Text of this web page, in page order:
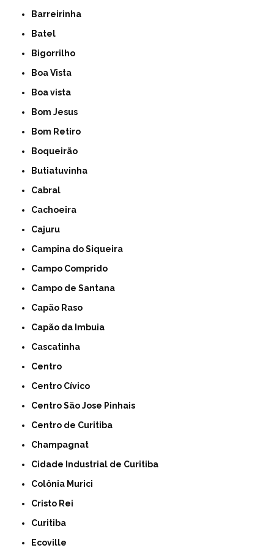
Barreirinha
Batel
Bigorrilho
Boa Vista
Boa vista
Bom Jesus
Bom Retiro
Boqueirão
Butiatuvinha
Cabral
Cachoeira
Cajuru
Campina do Siqueira
Campo Comprido
Campo de Santana
Capão Raso
Capão da Imbuia
Cascatinha
Centro
Centro Cívico
Centro São Jose Pinhais
Centro de Curitiba
Champagnat
Cidade Industrial de Curitiba
Colônia Murici
Cristo Rei
Curitiba
Ecoville